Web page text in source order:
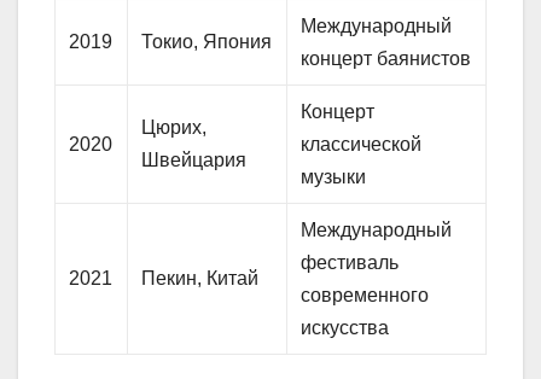
2019 Токио, Япония
Международный
концерт баянистов
2020
Цюрих,
Швейцария
Концерт
классической
музыки
2021 Пекин, Китай
Международный
фестиваль
современного
искусства